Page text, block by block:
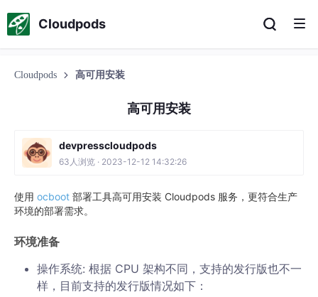
Cloudpods
Cloudpods 高可用安装
高可用安装
devpresscloudpods
63人浏览 · 2023-12-12 14:32:26
使用 ocboot 部署工具高可用安装 Cloudpods 服务，更符合生产
环境的部署需求。
环境准备
操作系统: 根据 CPU 架构不同，支持的发行版也不一
样，目前支持的发行版情况如下：